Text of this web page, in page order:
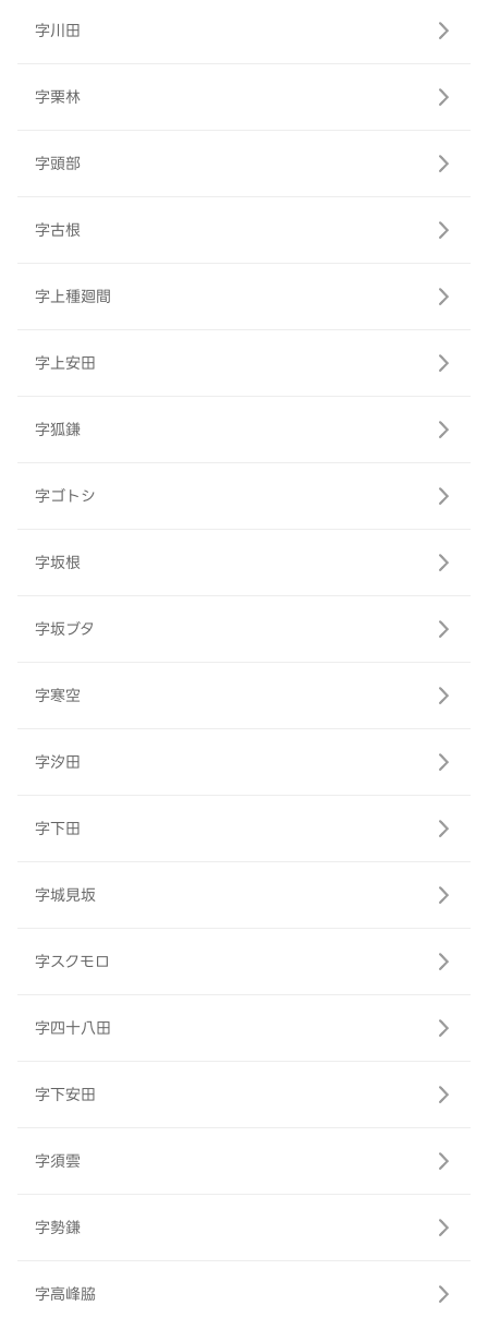
字川田
字栗林
字頭部
字古根
字上種廻間
字上安田
字狐鎌
字ゴトシ
字坂根
字坂ブタ
字寒空
字汐田
字下田
字城見坂
字スクモロ
字四十八田
字下安田
字須雲
字勢鎌
字高峰脇